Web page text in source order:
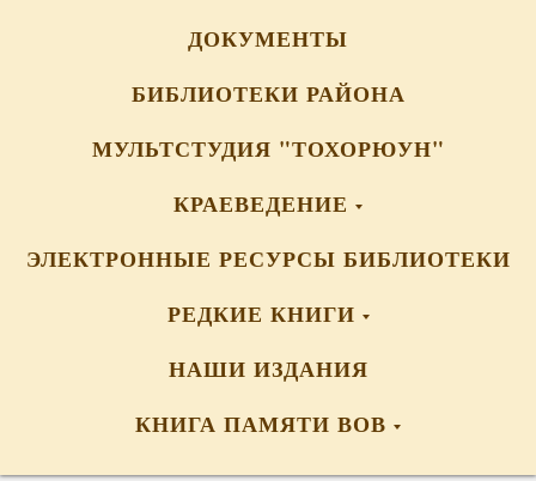
ДОКУМЕНТЫ
БИБЛИОТЕКИ РАЙОНА
МУЛЬТСТУДИЯ "ТОХОРЮУН"
КРАЕВЕДЕНИЕ
ЭЛЕКТРОННЫЕ РЕСУРСЫ БИБЛИОТЕКИ
РЕДКИЕ КНИГИ
НАШИ ИЗДАНИЯ
КНИГА ПАМЯТИ ВОВ